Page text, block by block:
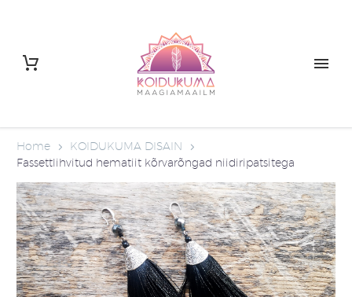
Home
KOIDUKUMA DISAIN
Fassettlihvitud hematiit kõrvarõngad niidiripatsitega